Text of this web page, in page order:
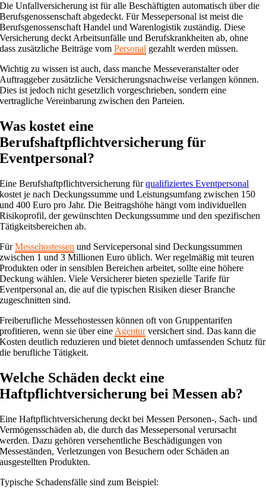
Die Unfallversicherung ist für alle Beschäftigten automatisch über die
Berufsgenossenschaft abgedeckt. Für Messepersonal ist meist die
Berufsgenossenschaft Handel und Warenlogistik zuständig. Diese
Versicherung deckt Arbeitsunfälle und Berufskrankheiten ab, ohne
dass zusätzliche Beiträge vomPersonal gezahlt werden müssen.
Wichtig zu wissen ist auch, dass manche Messeveranstalter oder
Auftraggeber zusätzliche Versicherungsnachweise verlangen können.
Dies ist jedoch nicht gesetzlich vorgeschrieben, sondern eine
vertragliche Vereinbarung zwischen den Parteien.
Was kostet eine
Berufshaftpflichtversicherung für
Eventpersonal?
Eine Berufshaftpflichtversicherung fürqualifiziertes Eventpersonal
kostet je nach Deckungssumme und Leistungsumfang zwischen 150
und 400 Euro pro Jahr. Die Beitragshöhe hängt vom individuellen
Risikoprofil, der gewünschten Deckungssumme und den spezifischen
Tätigkeitsbereichen ab.
FürMessehostessen und Servicepersonal sind Deckungssummen
zwischen 1 und 3 Millionen Euro üblich. Wer regelmäßig mit teuren
Produkten oder in sensiblen Bereichen arbeitet, sollte eine höhere
Deckung wählen. Viele Versicherer bieten spezielle Tarife für
Eventpersonal an, die auf die typischen Risiken dieser Branche
zugeschnitten sind.
Freiberufliche Messehostessen können oft von Gruppentarifen
profitieren, wenn sie über eine Agenturversichert sind. Das kann die
Kosten deutlich reduzieren und bietet dennoch umfassenden Schutz für
die berufliche Tätigkeit.
Welche Schäden deckt eine
Haftpflichtversicherung bei Messen ab?
Eine Haftpflichtversicherung deckt bei Messen Personen-, Sach- und
Vermögensschäden ab, die durch das Messepersonal verursacht
werden. Dazu gehören versehentliche Beschädigungen von
Messeständen, Verletzungen von Besuchern oder Schäden an
ausgestellten Produkten.
Typische Schadensfälle sind zum Beispiel: